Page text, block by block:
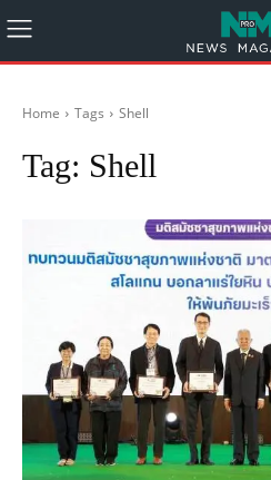
Home Tags Shell
Tag: Shell